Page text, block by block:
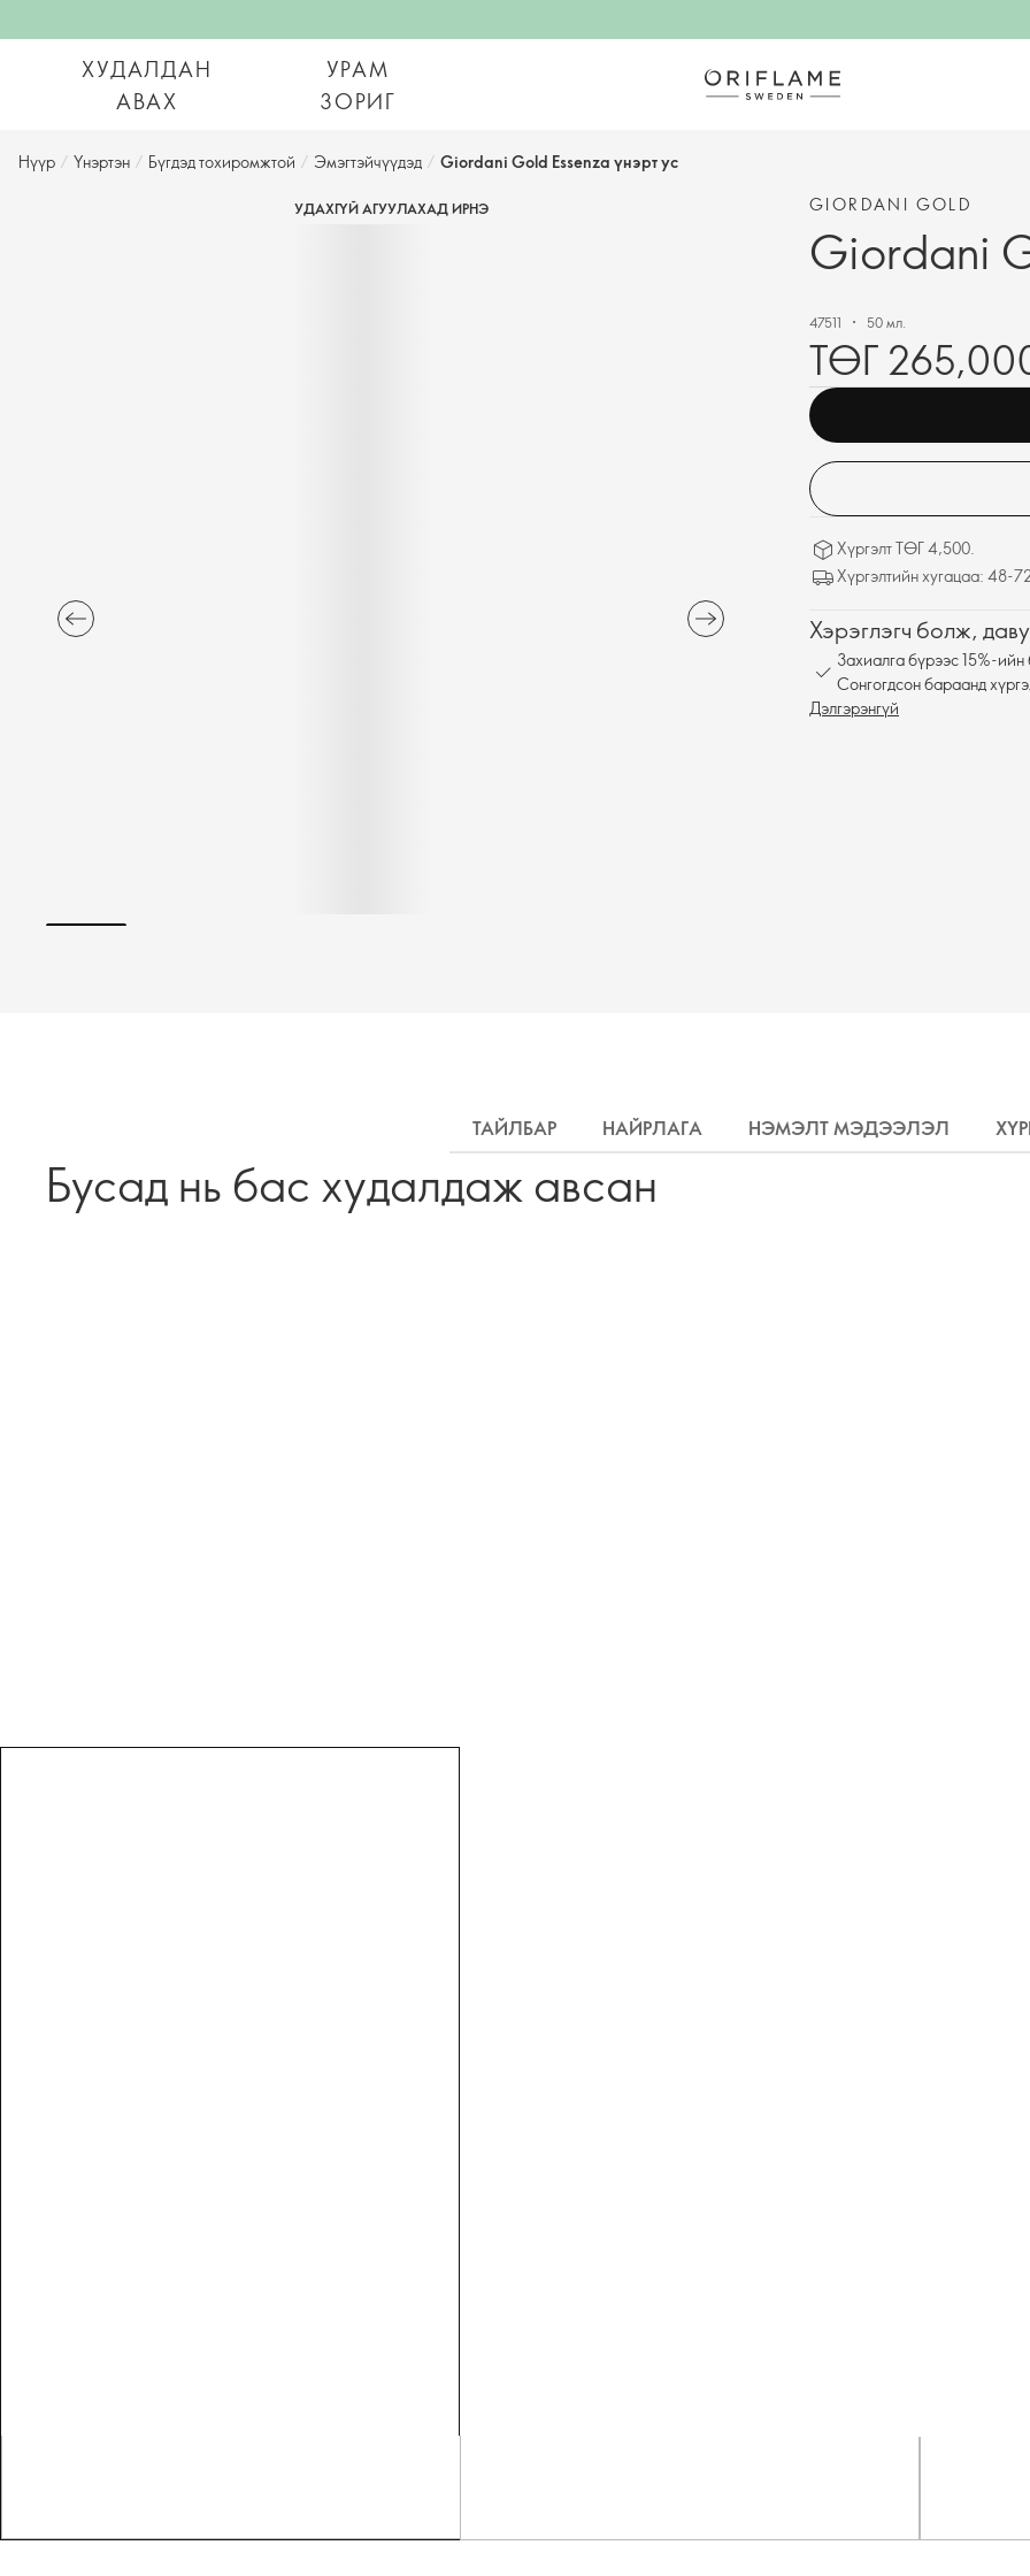
ХУДАЛДАН
АВАХ
УРАМ
ЗОРИГ
Нүүр / Үнэртэн / Бүгдэд тохиромжтой / Эмэгтэйчүүдэд / Giordani Gold Essenza үнэрт ус
УДАХГҮЙ АГУУЛАХАД ИРНЭ GIORDANI GOLD
Giordani
47511 50 мл.
ТӨГ
Хүргэлт ТӨГ 4,500.
Хүргэлтийн хугацаа: 48-
Хэрэглэгч болж,
Захиалга бүрээс 15%-
Сонгогдсон бараанд
Дэлгэрэнгүй
ТАЙЛБАР НАЙРЛАГА НЭМЭЛТ МЭДЭЭЛЭЛ
Бусад нь бас худалдаж авсан